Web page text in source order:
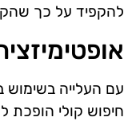
להקפיד על כך
עם העלייה בשימוש
חיפוש קולי